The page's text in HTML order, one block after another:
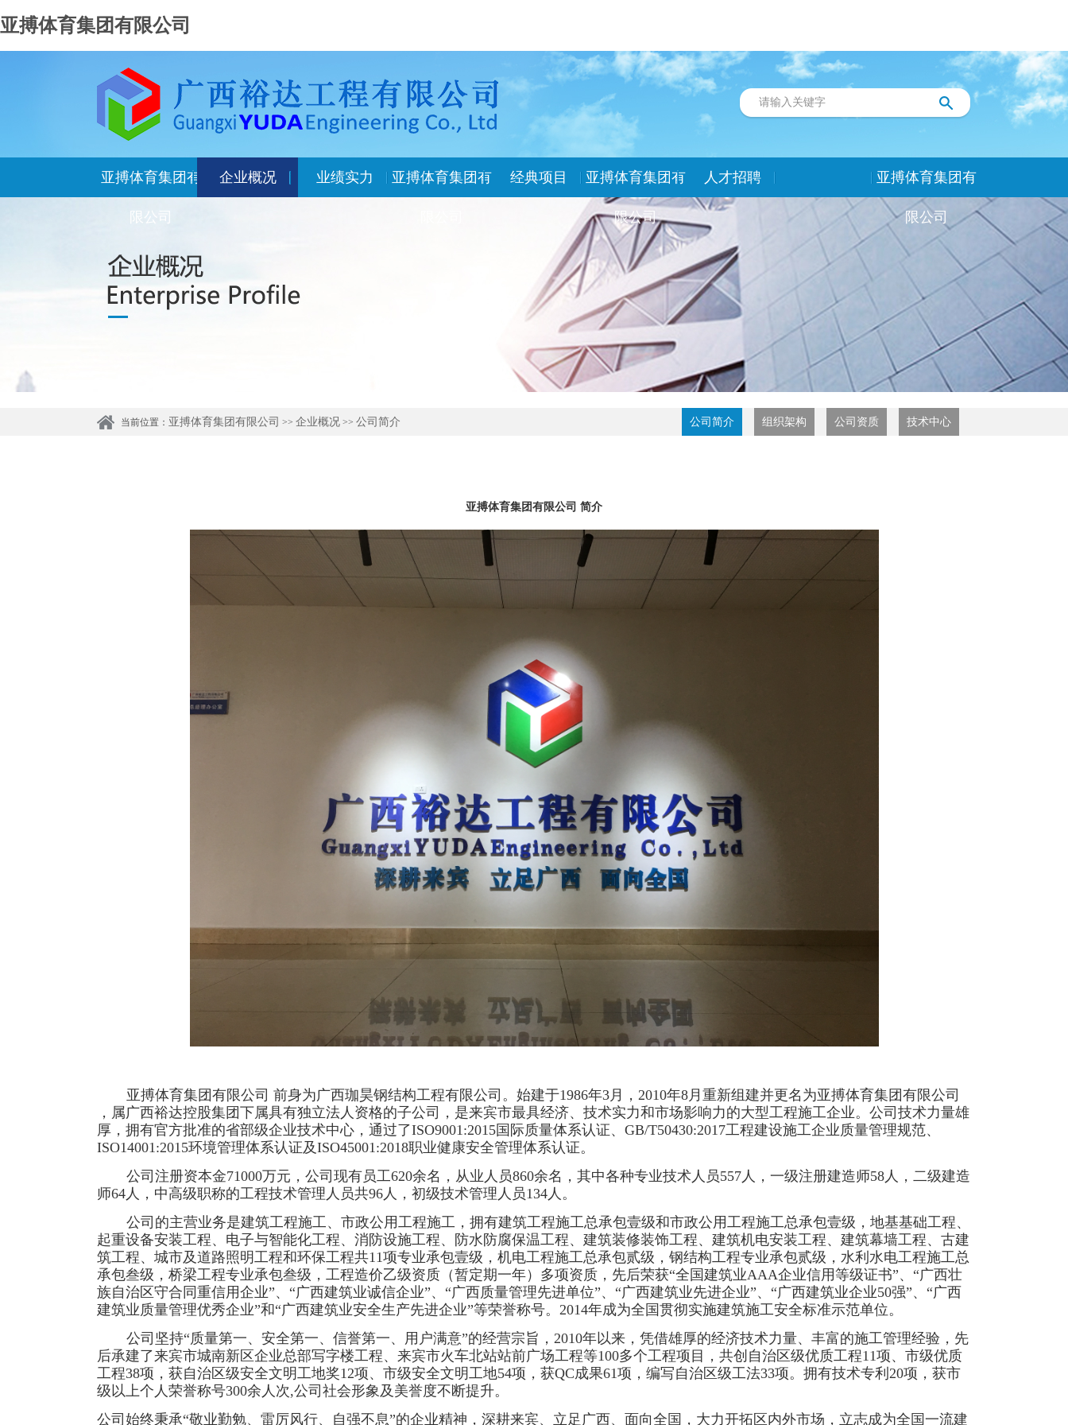
亚搏体育集团有限公司
亚搏体育集团有
限公司
企业概况 业绩实力 亚搏体育集团有 经典项目 亚搏体育集团有
限公司
人才招聘 亚搏体育集团有
限公司
当前位置： 亚搏体育集团有限公司 >> 企业概况 >> 公司简介 公司简介 组织架构 公司资质 技术中心
亚搏体育集团有限公司 简介
亚搏体育集团有限公司 前身为广西珈昊钢结构工程有限公司。始建于1986年3月，2010年8月重新组建并更名为亚搏体育集团有限公司
，属广西裕达控股集团下属具有独立法人资格的子公司，是来宾市最具经济、技术实力和市场影响力的大型工程施工企业。公司技术力量雄
厚，拥有官方批准的省部级企业技术中心，通过了ISO9001:2015国际质量体系认证、GB/T50430:2017工程建设施工企业质量管理规范、
ISO14001:2015环境管理体系认证及ISO45001:2018职业健康安全管理体系认证。
公司注册资本金71000万元，公司现有员工620余名，从业人员860余名，其中各种专业技术人员557人，一级注册建造师58人，二级建造
师64人，中高级职称的工程技术管理人员共96人，初级技术管理人员134人。
公司的主营业务是建筑工程施工、市政公用工程施工，拥有建筑工程施工总承包壹级和市政公用工程施工总承包壹级，地基基础工程、
起重设备安装工程、电子与智能化工程、消防设施工程、防水防腐保温工程、建筑装修装饰工程、建筑机电安装工程、建筑幕墙工程、古建
筑工程、城市及道路照明工程和环保工程共11项专业承包壹级， 机电工程施工总承包贰级，钢结构工程专业承包贰级，水利水电工程施工总
承包叁级，桥梁工程专业承包叁级，工程造价乙级资质（暂定期一年）多项资质，先后荣获“全国建筑业AAA企业信用等级证书”、“广西壮
族自治区守合同重信用企业”、“广西建筑业诚信企业”、“广西质量管理先进单位”、“广西建筑业先进企业”、“广西建筑业企业50强”、“广西
建筑业质量管理优秀企业”和“广西建筑业安全生产先进企业”等荣誉称号。2014年成为全国贯彻实施建筑施工安全标准示范单位。
公司坚持“质量第一、安全第一、信誉第一、用户满意”的经营宗旨，2010年以来，凭借雄厚的经济技术力量、丰富的施工管理经验，先
后承建了来宾市城南新区企业总部写字楼工程、来宾市火车北站站前广场工程等100多个工程项目，共创自治区级优质工程11项、市级优质
工程38项，获自治区级安全文明工地奖12项、市级安全文明工地54项，获QC成果61项，编写自治区级工法33项。拥有技术专利20项，获市
级以上个人荣誉称号300余人次,公司社会形象及美誉度不断提升。
公司始终秉承“敬业勤勉、雷厉风行、自强不息”的企业精神，深耕来宾、立足广西、面向全国，大力开拓区内外市场，立志成为全国一流建